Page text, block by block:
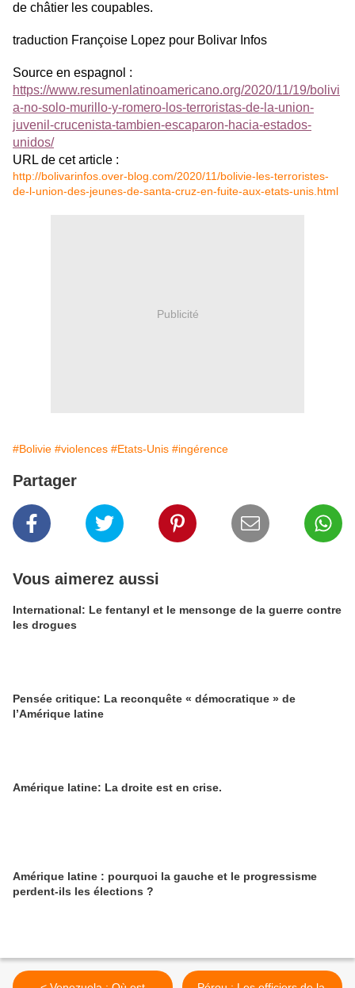
de châtier les coupables.
traduction Françoise Lopez pour Bolivar Infos
Source en espagnol :
https://www.resumenlatinoamericano.org/2020/11/19/bolivi
a-no-solo-murillo-y-romero-los-terroristas-de-la-union-
juvenil-crucenista-tambien-escaparon-hacia-estados-
unidos/
URL de cet article :
http://bolivarinfos.over-blog.com/2020/11/bolivie-les-terroristes-
de-l-union-des-jeunes-de-santa-cruz-en-fuite-aux-etats-unis.html
Publicité
#Bolivie #violences #Etats-Unis #ingérence
Partager
Vous aimerez aussi
International: Le fentanyl et le mensonge de la guerre contre
les drogues
Pensée critique: La reconquête « démocratique » de
l’Amérique latine
Amérique latine: La droite est en crise.
Amérique latine : pourquoi la gauche et le progressisme
perdent-ils les élections ?